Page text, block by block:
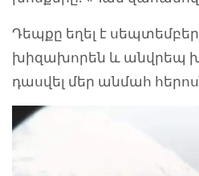
Դեպքը եղել է
խիզախորեն և անվրեպ
դասվել մեր անմահ